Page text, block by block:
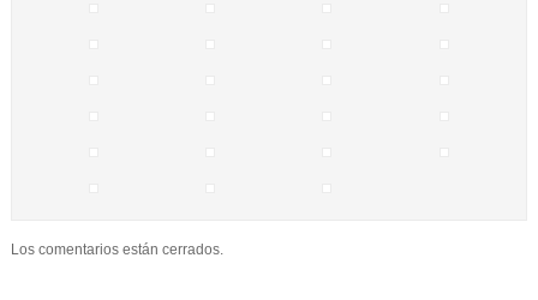
Los comentarios están cerrados.